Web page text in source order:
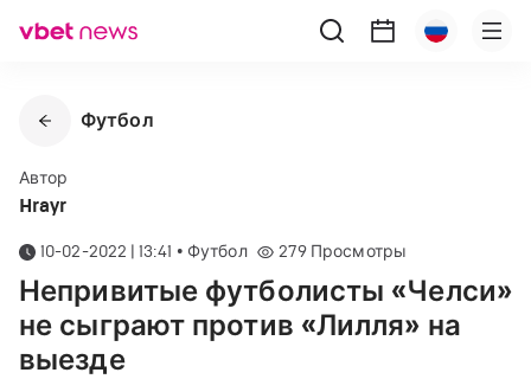
Футбол
Автор
Hrayr
10-02-2022 | 13:41 • Футбол 279 Просмотры
Непривитые футболисты «Челси»
не сыграют против «Лилля» на
выезде